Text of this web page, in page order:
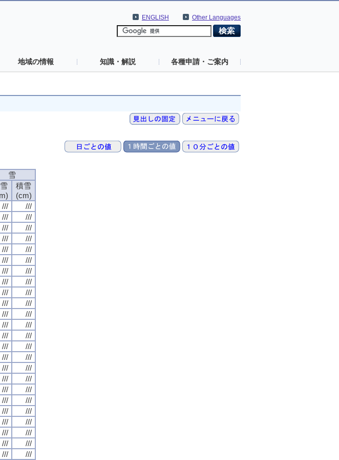
Other Languages
ENGLISH
地域の情報 知識・解説 各種申請・ご案内
雪
積雪
(cm)
///
///
///
///
///
///
///
///
///
///
///
///
///
///
///
///
///
///
///
///
///
///
///
///
///
///
///
///
///
///
///
///
///
///
///
///
///
///
///
///
///
///
///
///
///
///
/// ///